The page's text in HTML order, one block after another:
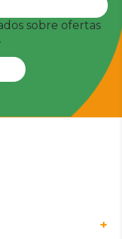
sobre ofertas